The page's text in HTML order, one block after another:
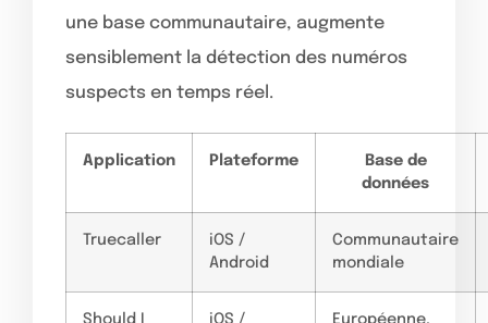
une base communautaire, augmente
sensiblement la détection des numéros
suspects en temps réel.
Application Plateforme
Base de
données
Truecaller
iOS /
Android
Communautaire
mondiale